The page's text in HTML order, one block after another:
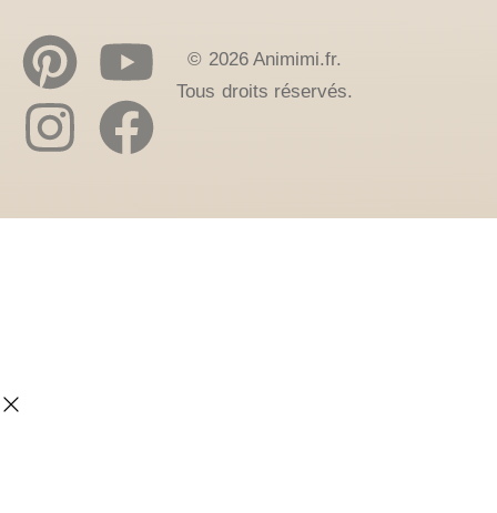
© 2026 Animimi.fr.
Tous droits réservés.